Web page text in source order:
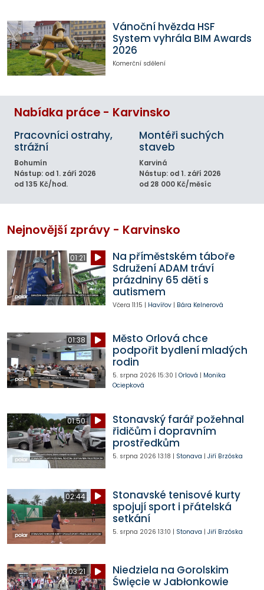
Vánoční hvězda HSF
System vyhrála BIM Awards
2026
Komerční sdělení
Nabídka práce - Karvinsko
Pracovníci ostrahy,
strážní
Bohumín
Nástup: od 1. září 2026
od 135 Kč/hod.
Montéři suchých
staveb
Karviná
Nástup: od 1. září 2026
od 28 000 Kč/měsíc
Nejnovější zprávy - Karvinsko
01:21
Na příměstském táboře
Sdružení ADAM tráví
prázdniny 65 dětí s
autismem
Včera 11:15 | Havířov| Bára Kelnerová
01:38
Město Orlová chce
podpořit bydlení mladých
rodin
5. srpna 2026 15:30 | Orlová | Monika
Ociepková
01:50
Stonavský farář požehnal
řidičům i dopravním
prostředkům
5. srpna 2026 13:18 | Stonava | Jiří Brzóska
02:44
Stonavské tenisové kurty
spojují sport i přátelská
setkání
5. srpna 2026 13:10 | Stonava | Jiří Brzóska
03:21
Niedziela na Gorolskim
Święcie w Jabłonkowie